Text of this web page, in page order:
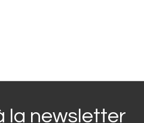
la newsletter